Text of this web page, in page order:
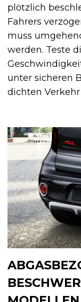
plötzlich
Fahrers
muss
werden. Teste
unter sicheren
dichten